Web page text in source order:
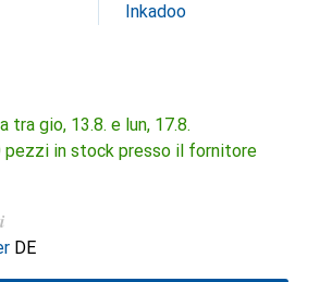
Inkadoo
tra gio, 13.8. e lun, 17.8.
pezzi in stock presso il fornitore
i
DE